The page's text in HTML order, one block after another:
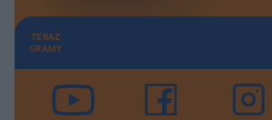
TERAZ
GRAMY